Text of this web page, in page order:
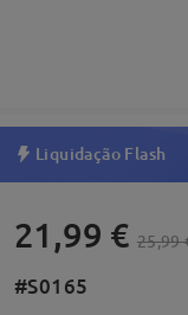
Liquidação Flash
21,99 € 25,99
#S0165